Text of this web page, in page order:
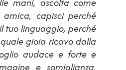
mani, ascolta come
capisci perché
tuo linguaggio, perché
gioia ricavo dalla
audace e forte e
e somiglianza,